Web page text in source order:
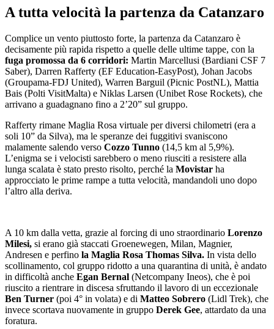
A tutta velocità la partenza da Catanzaro
Complice un vento piuttosto forte, la partenza da Catanzaro è
decisamente più rapida rispetto a quelle delle ultime tappe, con la
fuga promossa da 6 corridori: Martin Marcellusi (Bardiani CSF 7
Saber), Darren Rafferty (EF Education-EasyPost), Johan Jacobs
(Groupama-FDJ United), Warren Barguil (Picnic PostNL), Mattia
Bais (Polti VisitMalta) e Niklas Larsen (Unibet Rose Rockets), che
arrivano a guadagnano fino a 2’20” sul gruppo.
Rafferty rimane Maglia Rosa virtuale per diversi chilometri (era a
soli 10” da Silva), ma le speranze dei fuggitivi svaniscono
malamente salendo verso Cozzo Tunno (14,5 km al 5,9%).
L’enigma se i velocisti sarebbero o meno riusciti a resistere alla
lunga scalata è stato presto risolto, perché la Movistar ha
approcciato le prime rampe a tutta velocità, mandandoli uno dopo
l’altro alla deriva.
A 10 km dalla vetta, grazie al forcing di uno straordinario Lorenzo
Milesi, si erano già staccati Groenewegen, Milan, Magnier,
Andresen e perfino la Maglia Rosa Thomas Silva. In vista dello
scollinamento, col gruppo ridotto a una quarantina di unità, è andato
in difficoltà anche Egan Bernal (Netcompany Ineos), che è poi
riuscito a rientrare in discesa sfruttando il lavoro di un eccezionale
Ben Turner (poi 4° in volata) e di Matteo Sobrero (Lidl Trek), che
invece scortava nuovamente in gruppo Derek Gee, attardato da una
foratura.